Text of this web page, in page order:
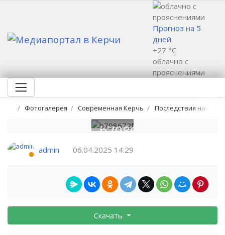
Прогноз на 5
дней
+27 °C
облачно с
прояснениями
Фотогалерея Современная Керчь Последствия
b798672f
admin 06.04.2025 14:29
Скачать